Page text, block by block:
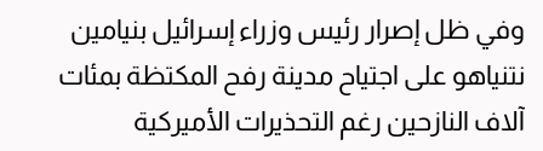
وفي ظل إصرار رئيس وزراء إسرائيل بنيامين
نتنياهو على اجتياح مدينة رفح المكتظة بمئات
آلاف النازحين رغم التحذيرات الأميركية